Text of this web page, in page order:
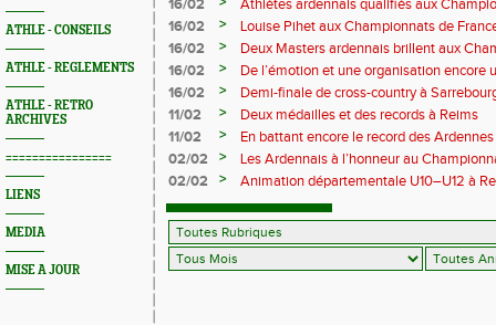
ATHLE - CONSEILS
ATHLE - REGLEMENTS
ATHLE - RETRO
ARCHIVES
================
LIENS
MEDIA
MISE A JOUR
16/02
Athlètes ardennais qualifiés aux
en salle
16/02 >
Louise Pihet aux Championnats de
16/02
>
Deux Masters ardennais brillent aux
Saint‑Brieuc
16/02 >
De l’émotion et une organisation encore
Trail 2026
16/02 >
Demi-finale de cross-country à
boue… et à la fête !
11/02 >
Deux médailles et des records à Reims
11/02
>
En battant encore le record des
Pihet ira aux championnats de France
02/02 >
Les Ardennais à l’honneur au
02/02
>
Animation départementale U10–U12 à